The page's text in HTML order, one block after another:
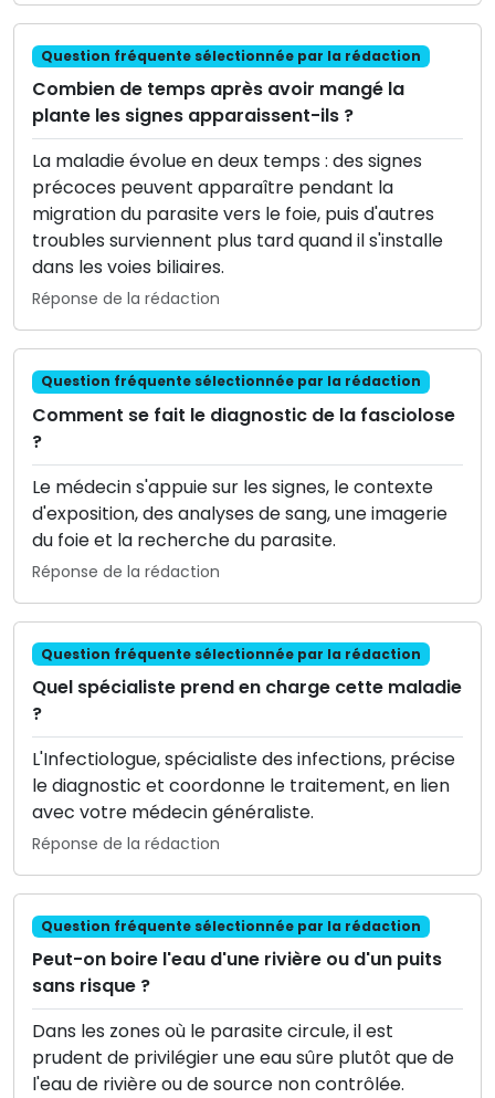
Question fréquente sélectionnée par la rédaction
Combien de temps après avoir mangé la
plante les signes apparaissent-ils ?
La maladie évolue en deux temps : des signes
précoces peuvent apparaître pendant la
migration du parasite vers le foie, puis d'autres
troubles surviennent plus tard quand il s'installe
dans les voies biliaires.
Réponse de la rédaction
Question fréquente sélectionnée par la rédaction
Comment se fait le diagnostic de la fasciolose
?
Le médecin s'appuie sur les signes, le contexte
d'exposition, des analyses de sang, une imagerie
du foie et la recherche du parasite.
Réponse de la rédaction
Question fréquente sélectionnée par la rédaction
Quel spécialiste prend en charge cette maladie
?
L'Infectiologue, spécialiste des infections, précise
le diagnostic et coordonne le traitement, en lien
avec votre médecin généraliste.
Réponse de la rédaction
Question fréquente sélectionnée par la rédaction
Peut-on boire l'eau d'une rivière ou d'un puits
sans risque ?
Dans les zones où le parasite circule, il est
prudent de privilégier une eau sûre plutôt que de
l'eau de rivière ou de source non contrôlée.